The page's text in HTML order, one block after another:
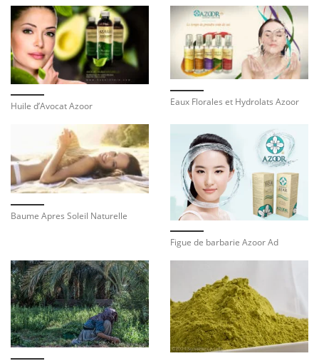
Huile d’Avocat Azoor Eaux Florales et Hydrolats Azoor
Baume Apres Soleil Naturelle
Figue de barbarie Azoor Ad